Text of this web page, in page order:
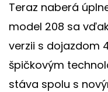
Teraz naberá
model 208 sa
verzii s dojazdom
špičkovým
stáva spolu s